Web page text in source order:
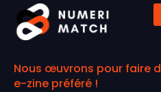
Nous œuvrons pour faire
e-zine préféré !